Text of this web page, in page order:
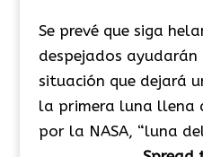
Se prevé que siga
despejados ayudarán
situación que dejará
la primera luna llena
por la NASA, “luna